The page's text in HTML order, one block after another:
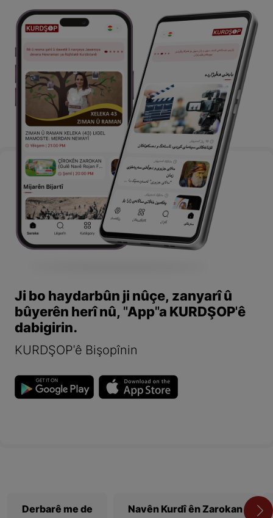
Ji bo haydarbûn ji nûçe, zanyarî û
bûyerên herî nû, "App"a KURDŞOP'ê
dabigirin.
KURDŞOP'ê Bişopînin
Derbarê me de Navên Kurdî ên Zarokan